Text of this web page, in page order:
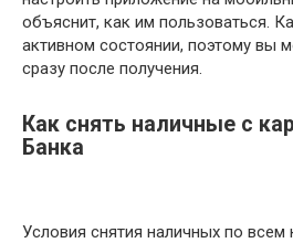
объяснит, как им пользоваться.
активном состоянии, поэтому вы
сразу после получения.
Как снять наличные с
Банка
Условия снятия наличных по